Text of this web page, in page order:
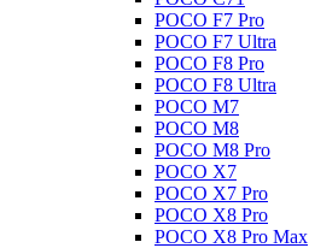
POCO F7 Pro
POCO F7 Ultra
POCO F8 Pro
POCO F8 Ultra
POCO M7
POCO M8
POCO M8 Pro
POCO X7
POCO X7 Pro
POCO X8 Pro
POCO X8 Pro Max